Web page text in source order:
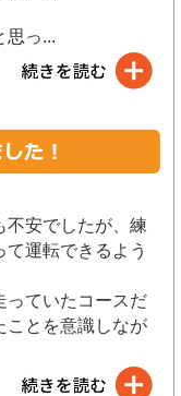
思っ...
不安でしたが、練
運転できるよう
っていたコースだ
ことを意識しなが